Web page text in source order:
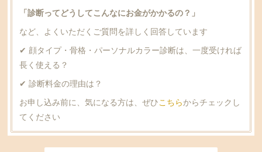
「診断ってどうしてこんなにお金がかかるの？」
など、よくいただくご質問を詳しく回答しています
✔ 顔タイプ・骨格・パーソナルカラー診断は、一度受ければ
長く使える？
✔ 診断料金の理由は？
お申し込み前に、気になる方は、ぜひこちらからチェックし
てください